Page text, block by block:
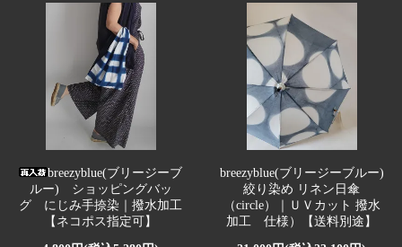
breezyblue(ブリージーブ
ルー) ショッピングバッ
グ にじみ手捺染｜撥水加工
【ネコポス指定可】
breezyblue(ブリージーブルー)
絞り染め リネン日傘
（circle）｜ＵＶカット 撥水
加工 仕様）【送料別途】